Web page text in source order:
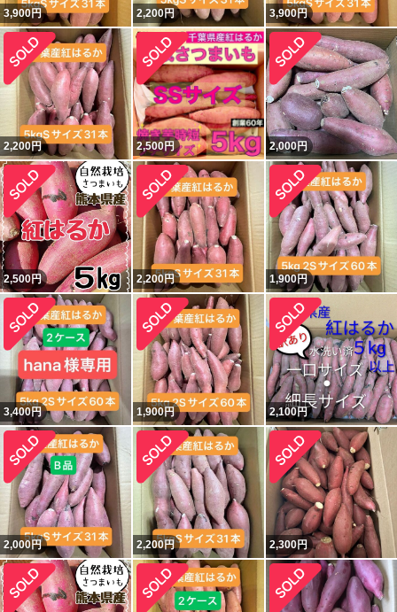
3,900円 2,200円 3,900円
2,200円 2,500円 2,000円
2,500円 2,200円 1,900円
3,400円 1,900円 2,100円
2,000円 2,200円 2,300円